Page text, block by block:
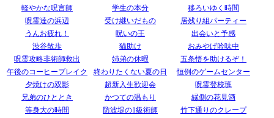
軽やかな呪言師
学生の本分
移ろいゆく時間
呪霊達の浜辺
受け継いだもの
居残り組パーティー
うんお疲れ！
呪いの王
出会いと予感
渋谷散歩
猫助け
おみやげ吟味中
呪霊攻略非術師救出
姉弟の休暇
五条悟を助けるぞ！
午後のコーヒーブレイク
終わりたくない夏の日
恒例のゲームセンター
夕焼けの双影
超新入生歓迎会
呪霊登校班
兄弟のひととき
かつての温もり
縁側の花見酒
等身大の時間
防波堤の1級術師
竹下通りのクレープ